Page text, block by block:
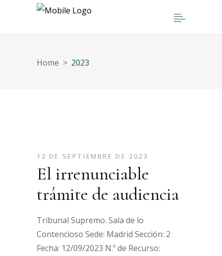
Home > 2023
12 DE SEPTIEMBRE DE 2023
El irrenunciable
trámite de audiencia
Tribunal Supremo. Sala de lo
Contencioso Sede: Madrid Sección: 2
Fecha: 12/09/2023 N.º de Recurso: